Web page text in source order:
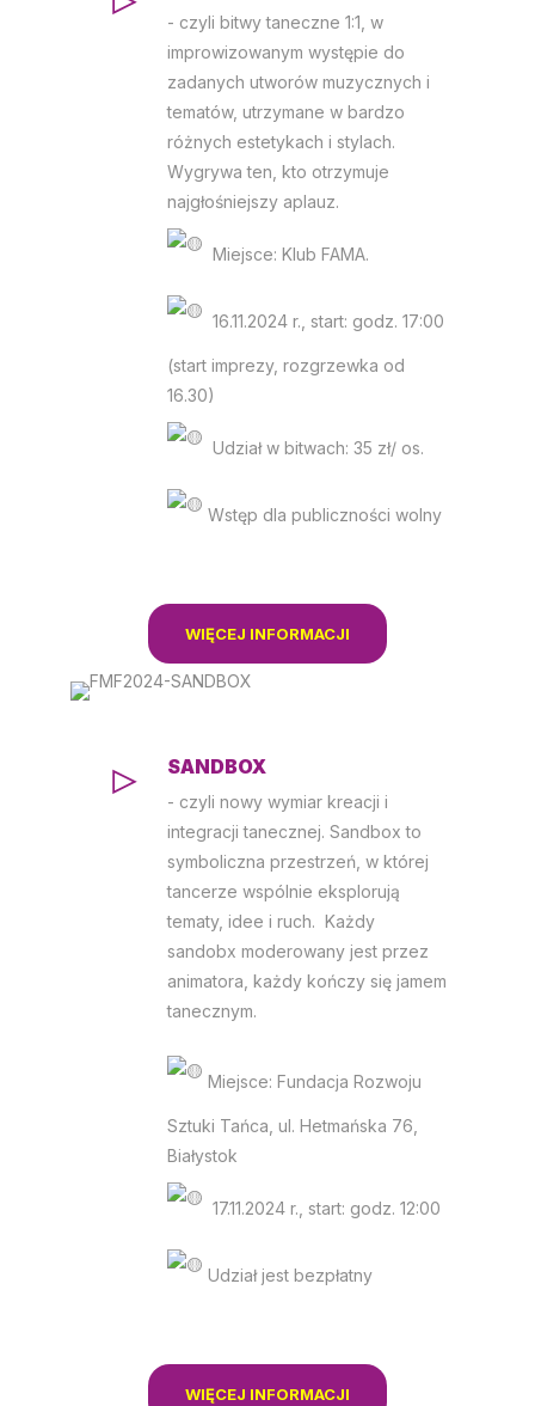
- czyli bitwy taneczne 1:1, w
improwizowanym występie do
zadanych utworów muzycznych i
tematów, utrzymane w bardzo
różnych estetykach i stylach.
Wygrywa ten, kto otrzymuje
najgłośniejszy aplauz.
Miejsce: Klub FAMA.
16.11.2024 r., start: godz. 17:00
(start imprezy, rozgrzewka od
16.30)
Udział w bitwach: 35 zł/ os.
Wstęp dla publiczności wolny
WIĘCEJ INFORMACJI
SANDBOX
- czyli nowy wymiar kreacji i
integracji tanecznej. Sandbox to
symboliczna przestrzeń, w której
tancerze wspólnie eksplorują
tematy, idee i ruch. Każdy
sandobx moderowany jest przez
animatora, każdy kończy się jamem
tanecznym.
Miejsce: Fundacja Rozwoju
Sztuki Tańca, ul. Hetmańska 76,
Białystok
17.11.2024 r., start: godz. 12:00
Udział jest bezpłatny
WIĘCEJ INFORMACJI